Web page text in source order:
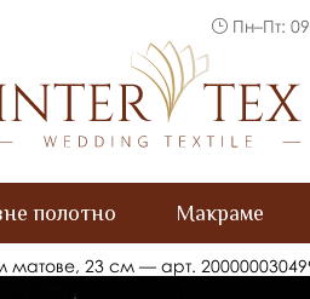
Пн–Пт:
полотно Макраме
23 см — арт.